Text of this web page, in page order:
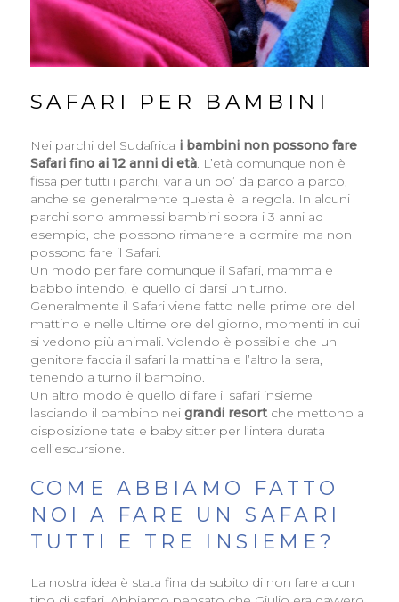
SAFARI PER BAMBINI
Nei parchi del Sudafrica i bambini non possono fare
Safari fino ai 12 anni di età. L’età comunque non è
fissa per tutti i parchi, varia un po’ da parco a parco,
anche se generalmente questa è la regola. In alcuni
parchi sono ammessi bambini sopra i 3 anni ad
esempio, che possono rimanere a dormire ma non
possono fare il Safari.
Un modo per fare comunque il Safari, mamma e
babbo intendo, è quello di darsi un turno.
Generalmente il Safari viene fatto nelle prime ore del
mattino e nelle ultime ore del giorno, momenti in cui
si vedono più animali. Volendo è possibile che un
genitore faccia il safari la mattina e l’altro la sera,
tenendo a turno il bambino.
Un altro modo è quello di fare il safari insieme
lasciando il bambino nei grandi resortche mettono a
disposizione tate e baby sitter per l’intera durata
dell’escursione.
COME ABBIAMO FATTO
NOI A FARE UN SAFARI
TUTTI E TRE INSIEME?
La nostra idea è stata fina da subito di non fare alcun